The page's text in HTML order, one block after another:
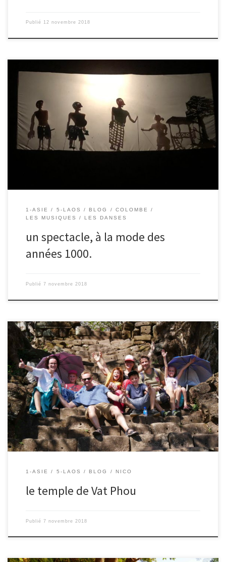
Publié 12 novembre 2018
6/11/2018 – Colombe. Nous sommes allés voir un spectacle
d’ombres et de musique traditionnelle. Il y a 1000 ans, les laotiens
amusaient déjà les rois de cette manière. C’est à dire, des
personnages en papier épais avec des ficelles que l’on tire pour
les faire parler, qui sont derrière un […]
1-ASIE 5-LAOS BLOG
COLOMBE
LES MUSIQUES / LES DANSES
un spectacle, à la mode des
années 1000.
Publié 7 novembre 2018
07/10/2018 – Nico. A champassak, il y a probablement le plus beau
temple du Laos. Le Vat Phou ou temple de la montagne a été
construit ici sous les consignes avisées des prêtres hindous (de
l’époque pré-khmère) car la montagne qui s’élève ici a la forme
du Lingam, symbole du […]
1-ASIE 5-LAOS BLOG NICO
le temple de Vat Phou
Publié 7 novembre 2018